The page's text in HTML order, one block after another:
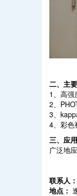
二、主
1、高
2、
3、
4、彩
三、应
广泛地
联系人
地点：